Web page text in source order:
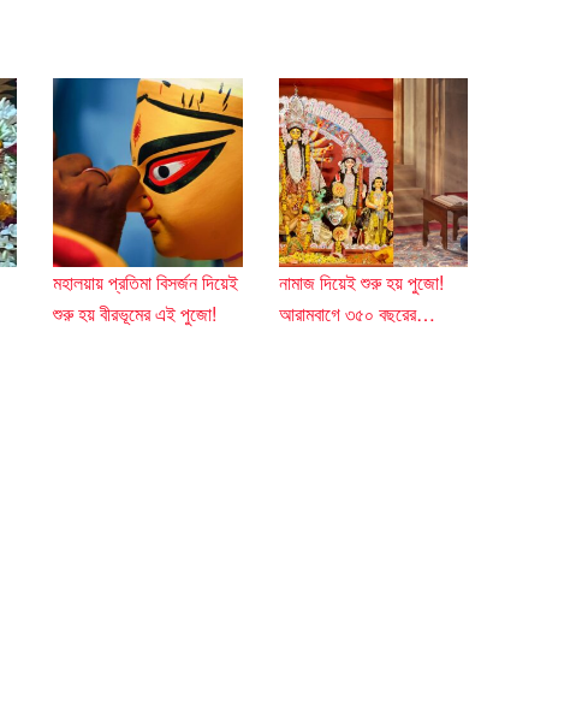
মহালয়ায় প্রতিমা বিসর্জন দিয়েই
শুরু হয় বীরভূমের এই পুজো!
নামাজ দিয়েই শুরু হয় পুজো!
আরামবাগে ৩৫০ বছরের…